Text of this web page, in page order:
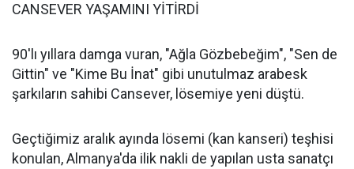
CANSEVER YAŞAMINI YİTİRDİ
90'lı yıllara damga vuran, "Ağla Gözbebeğim", "Sen de
Gittin" ve "Kime Bu İnat" gibi unutulmaz arabesk
şarkıların sahibi Cansever, lösemiye yeni düştü.
Geçtiğimiz aralık ayında lösemi (kan kanseri) teşhisi
konulan, Almanya'da ilik nakli de yapılan usta sanatçı